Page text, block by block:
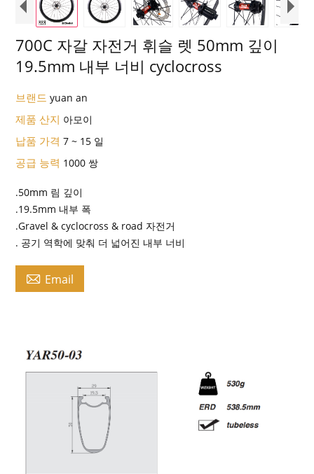
700C 자갈 자전거 휘슬 렛 50mm 깊이
19.5mm 내부 너비 cyclocross
브랜드yuan an
제품 산지 아모이
납품 가격7 ~ 15 일
공급 능력 1000 쌍
.50mm 림 깊이
.19.5mm 내부 폭
.Gravel & cyclocross & road 자전거
. 공기 역학에 맞춰 더 넓어진 내부 너비
 Email